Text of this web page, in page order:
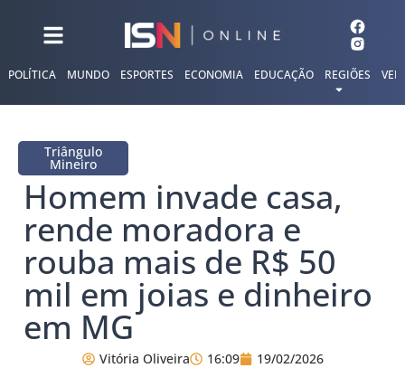
POLÍTICA MUNDO ESPORTES ECONOMIA EDUCAÇÃO REGIÕES
Triângulo
Mineiro
Homem invade casa,
rende moradora e
rouba mais de R$ 50
mil em joias e dinheiro
em MG
Vitória Oliveira 16:09 19/02/2026